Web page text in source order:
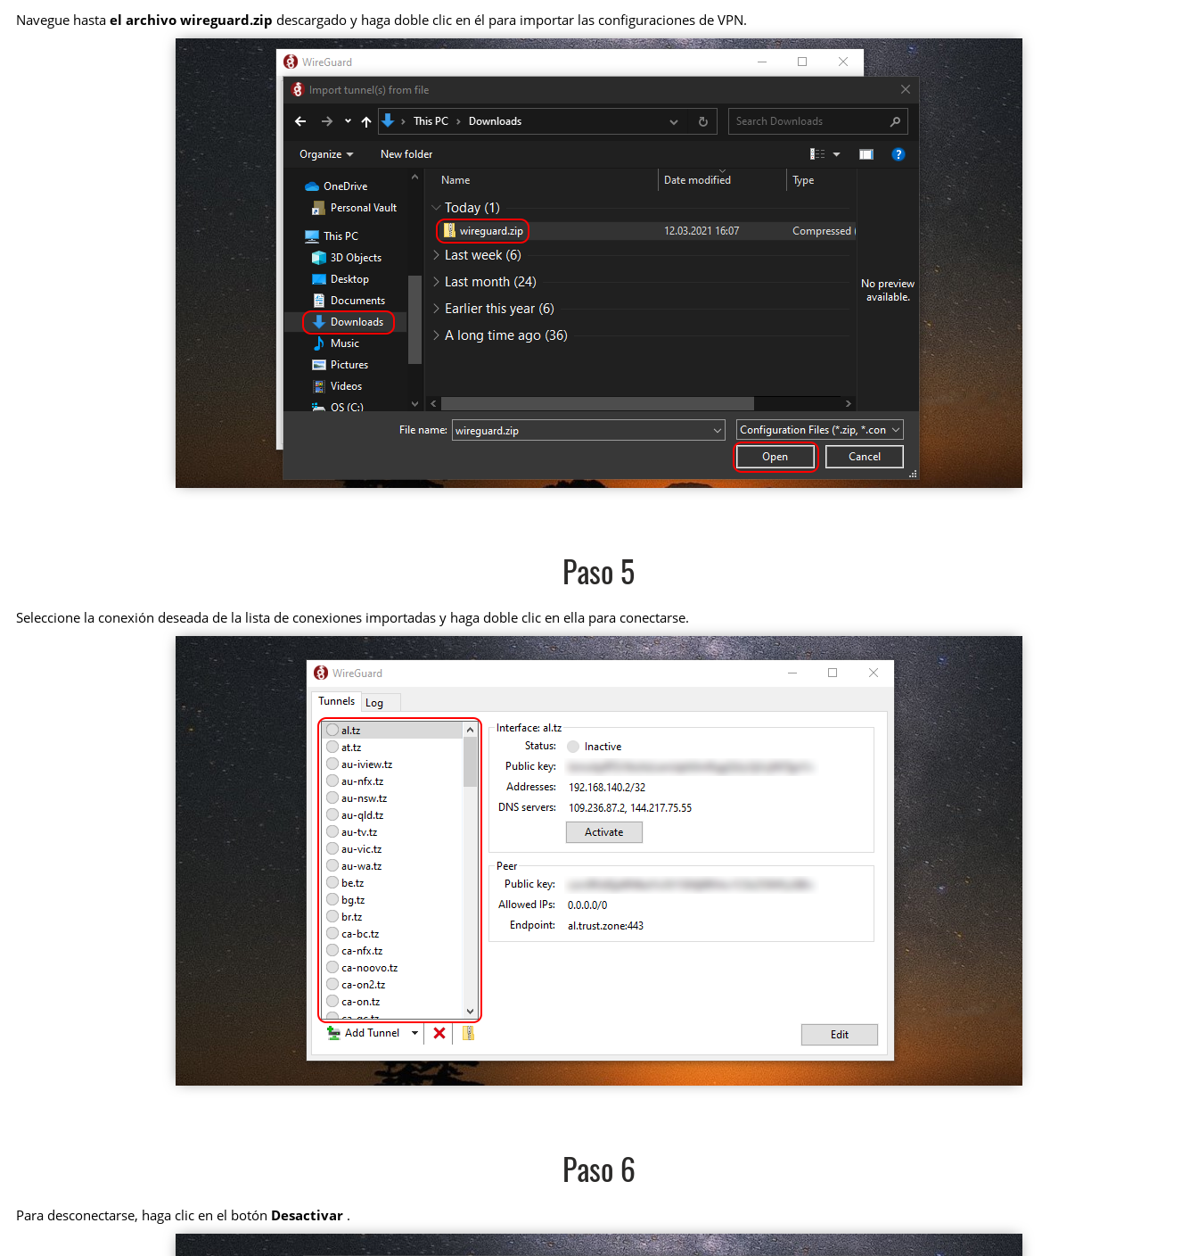
Navegue hastael archivo wireguard.zip descargado y haga doble clic en él para importar las configuraciones de VPN.
Paso 5
Seleccione la conexión deseada de la lista de conexiones importadas y haga doble clic en ella para conectarse.
Paso 6
Para desconectarse, haga clic en el botón Desactivar .